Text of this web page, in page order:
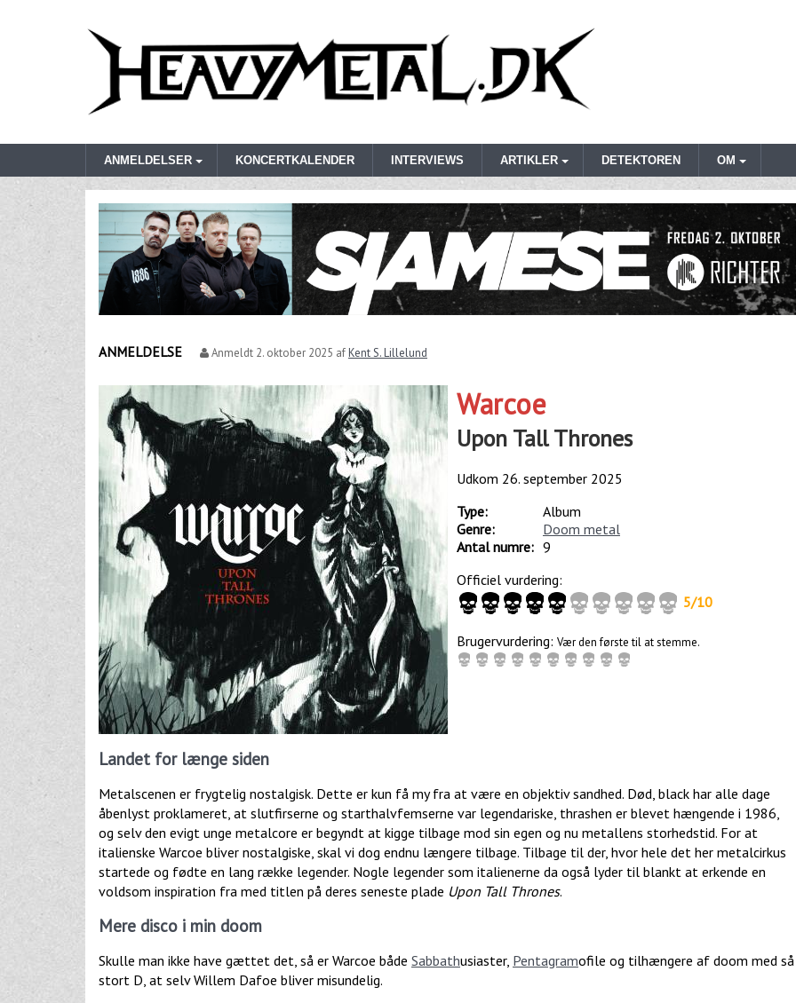
ANMELDELSER KONCERTKALENDER INTERVIEWS ARTIKLER DETEKTOREN OM
ANMELDELSE Anmeldt 2. oktober 2025 afKent S. Lillelund
Warcoe
Upon Tall Thrones
Udkom 26. september 2025
Type:
Album
Genre:
Doom metal
Antal numre: 9
Officiel vurdering:
5/10
Brugervurdering: Vær den første til at stemme.
Landet for længe siden
Metalscenen er frygtelig nostalgisk. Dette er kun få my fra at være en objektiv sandhed. Død, black har alle dage
åbenlyst proklameret, at slutfirserne og starthalvfemserne var legendariske, thrashen er blevet hængende i 1986,
og selv den evigt unge metalcore er begyndt at kigge tilbage mod sin egen og nu metallens storhedstid. For at
italienske Warcoe bliver nostalgiske, skal vi dog endnu længere tilbage. Tilbage til der, hvor hele det her metalcirkus
startede og fødte en lang række legender. Nogle legender som italienerne da også lyder til blankt at erkende en
voldsom inspiration fra med titlen på deres seneste plade Upon Tall Thrones.
Mere disco i min doom
Skulle man ikke have gættet det, så er Warcoe både Sabbathusiaster, Pentagramofile og tilhængere af doom med så
stort D, at selv Willem Dafoe bliver misundelig.